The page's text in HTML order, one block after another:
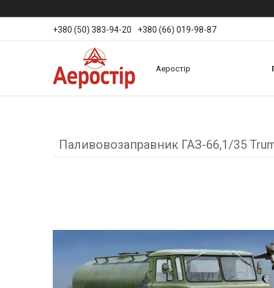
+380 (50) 383-94-20 +380 (66) 019-98-87
Аеростір
Паливовозаправник ГАЗ-66,1/35